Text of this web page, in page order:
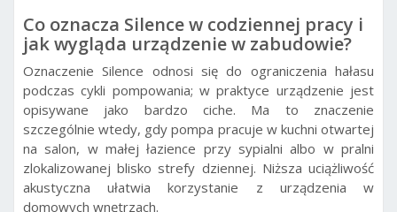
Co oznacza Silence w codziennej pracy i
jak wygląda urządzenie w zabudowie?
Oznaczenie Silence odnosi się do ograniczenia hałasu
podczas cykli pompowania; w praktyce urządzenie jest
opisywane jako bardzo ciche. Ma to znaczenie
szczególnie wtedy, gdy pompa pracuje w kuchni otwartej
na salon, w małej łazience przy sypialni albo w pralni
zlokalizowanej blisko strefy dziennej. Niższa uciążliwość
akustyczna ułatwia korzystanie z urządzenia w
domowych wnętrzach.